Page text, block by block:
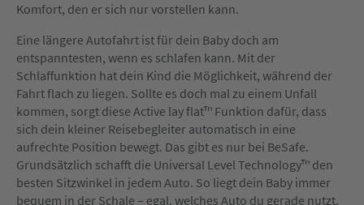
Komfort, den er sich nur vorstellen kann.
Eine längere Autofahrt ist für dein Baby doch am
entspanntesten, wenn es schlafen kann. Mit der
Schlaffunktion hat dein Kind die Möglichkeit, während der
Fahrt flach zu liegen. Sollte es doch mal zu einem Unfall
kommen, sorgt diese Active lay flat™ Funktion dafür, dass
sich dein kleiner Reisebegleiter automatisch in eine
aufrechte Position bewegt. Das gibt es nur bei BeSafe.
Grundsätzlich schafft die Universal Level Technology™ den
besten Sitzwinkel in jedem Auto. So liegt dein Baby immer
bequem in der Schale – egal, welches Auto du gerade nutzt.